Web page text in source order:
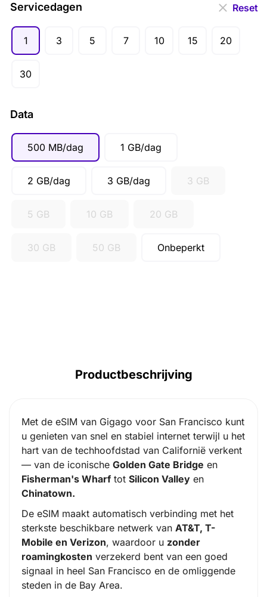
Servicedagen
1 3 5 7 10 15 20
30
Data
500 MB/dag 1 GB/dag
2 GB/dag 3 GB/dag 3 GB
5 GB 10 GB 20 GB
30 GB 50 GB Onbeperkt
Reset
Productbeschrijving
Met de eSIM van Gigago voor San Francisco kunt
u genieten van snel en stabiel internet terwijl u het
hart van de techhoofdstad van Californië verkent
— van de iconische Golden Gate Bridge en
Fisherman's Wharf tot Silicon Valley en
Chinatown.
De eSIM maakt automatisch verbinding met het
sterkste beschikbare netwerk van AT&T, T-
Mobile en Verizon, waardoor u zonder
roamingkosten verzekerd bent van een goed
signaal in heel San Francisco en de omliggende
steden in de Bay Area.